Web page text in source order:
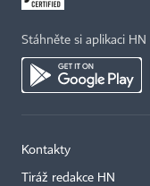
Stáhněte si aplikaci HN
Kontakty
Tiráž redakce HN